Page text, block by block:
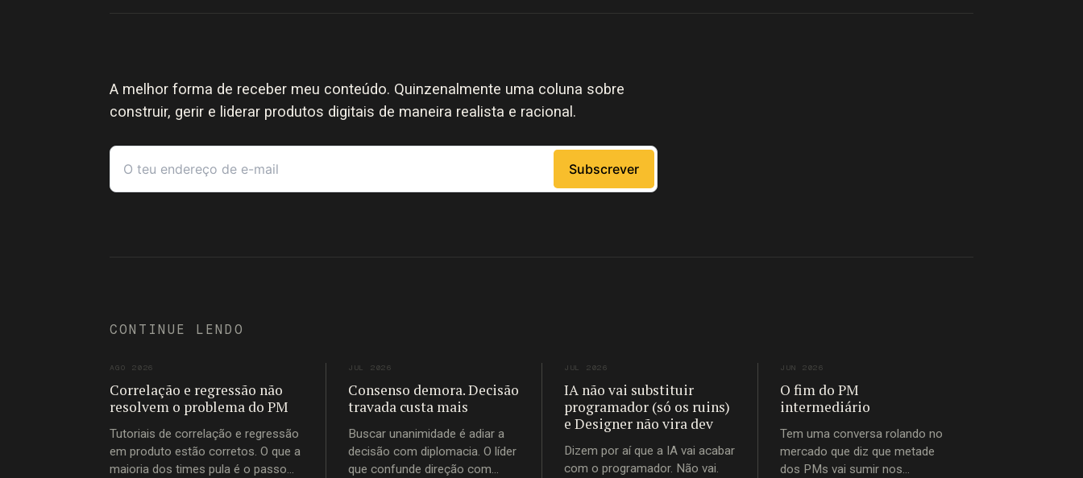
A melhor forma de receber meu conteúdo. Quinzenalmente uma coluna sobre
construir, gerir e liderar produtos digitais de maneira realista e racional.
CONTINUE LENDO
AGO 2026
Correlação e regressão não
resolvem o problema do PM
Tutoriais de correlação e regressão
em produto estão corretos. O que a
maioria dos times pula é o passo
JUL 2026
Consenso demora. Decisão
travada custa mais
Buscar unanimidade é adiar a
decisão com diplomacia. O líder
que confunde direção com
JUL 2026
IA não vai substituir
programador (só os ruins)
e Designer não vira dev
Dizem por aí que a IA vai acabar
com o programador. Não vai.
JUN 2026
O fim do PM
intermediário
Tem uma conversa rolando no
mercado que diz que metade
dos PMs vai sumir nos